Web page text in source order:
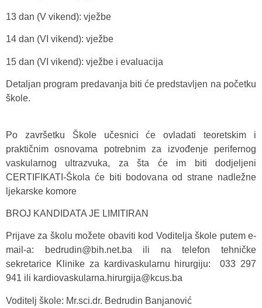
13 dan (V vikend): vježbe
14 dan (VI vikend): vježbe
15 dan (VI vikend): vježbe i evaluacija
Detaljan program predavanja biti će predstavljen na početku
škole.
Po završetku Škole učesnici će ovladati teoretskim i
praktičnim osnovama potrebnim za izvođenje perifernog
vaskularnog ultrazvuka, za šta će im biti dodjeljeni
CERTIFIKATI-Škola će biti bodovana od strane nadležne
ljekarske komore
BROJ KANDIDATA JE LIMITIRAN
Prijave za školu možete obaviti kod Voditelja škole putem e-
mail-a: bedrudin@bih.net.ba ili na telefon tehničke
sekretarice Klinike za kardivaskularnu hirurgiju: 033 297
941 ili kardiovaskularna.hirurgija@kcus.ba
Voditelj škole: Mr.sci.dr. Bedrudin Banjanović